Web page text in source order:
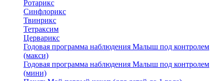
Ротарикс
Синфлорикс
Твинрикс
Тетраксим
Церварикс
Годовая программа наблюдения Малыш под контролем
(макси)
Годовая программа наблюдения Малыш под контролем
(мини)